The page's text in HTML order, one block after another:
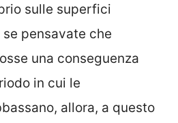
sulle superfici
pensavate che
una conseguenza
in cui le
allora, a questo